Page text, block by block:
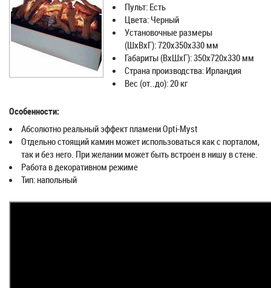
Пульт: Есть
Цвета: Черный
Установочные размеры
(ШxВxГ): 720х350х330 мм
Габариты (ВхШхГ): 350х720х330 мм
Страна производства: Ирландия
Вес (от..до): 20 кг
Особенности:
Абсолютно реальный эффект пламени Opti-Myst
Отдельно стоящий камин может использоваться как с порталом,
так и без него. При желании может быть встроен в нишу в стене.
Работа в декоративном режиме
Тип: напольный